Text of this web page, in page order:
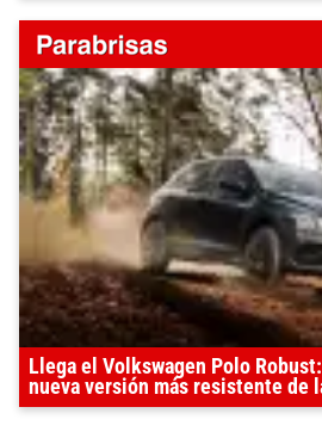
Llega el Volkswagen Polo
nueva versión más resistente de